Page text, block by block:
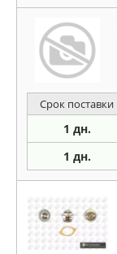
Срок поставки
1 дн.
1 дн.